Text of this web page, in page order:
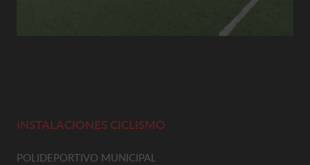
INSTALACIONES CICLISMO
POLIDEPORTIVO MUNICIPAL